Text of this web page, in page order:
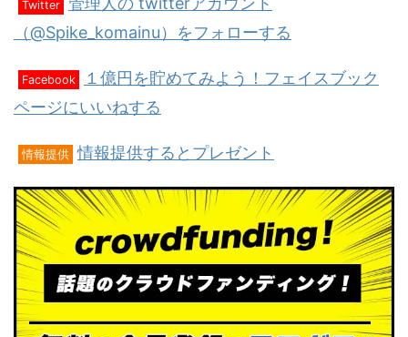
Twitter
（@Spike_komainu）をフォローする
Facebook
１億円を貯めてみよう！フェイスブック
ページにいいねする
情報提供 情報提供するとプレゼント